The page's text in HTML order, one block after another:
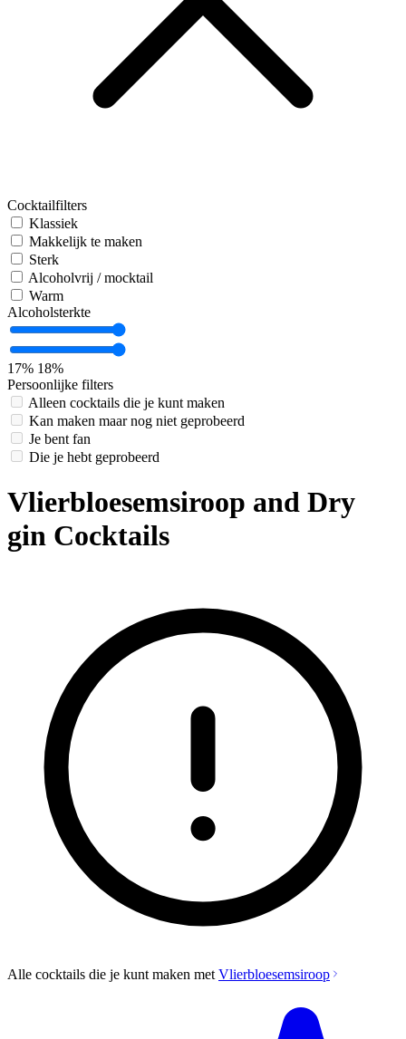
Cocktailfilters
Klassiek
Makkelijk te maken
Sterk
Alcoholvrij / mocktail
Warm
Alcoholsterkte
17% 18%
Persoonlijke filters
Alleen cocktails die je kunt maken
Kan maken maar nog niet geprobeerd
Je bent fan
Die je hebt geprobeerd
Vlierbloesemsiroop and Dry
gin Cocktails
Alle cocktails die je kunt maken met Vlierbloesemsiroop